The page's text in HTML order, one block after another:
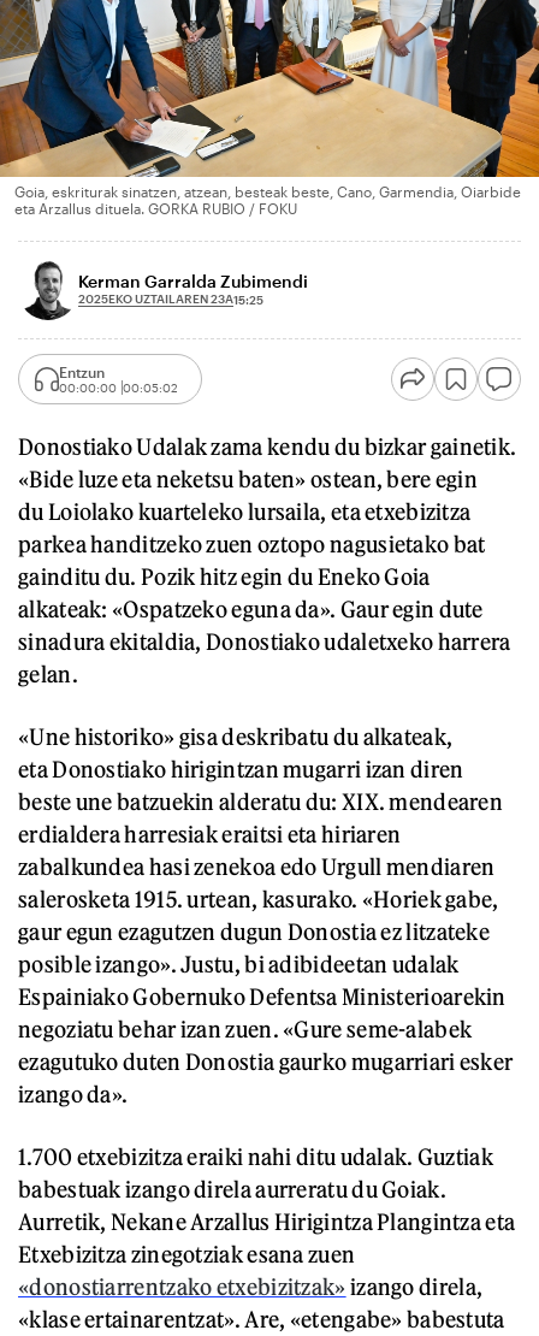
Goia, eskriturak sinatzen, atzean, besteak beste, Cano, Garmendia, Oiarbide
eta Arzallus dituela. GORKA RUBIO / FOKU
Kerman Garralda Zubimendi
2025EKO UZTAILAREN 23A15:25
Entzun
00:00:00 00:05:02
Donostiako Udalak zama kendu du bizkar gainetik.
«Bide luze eta neketsu baten» ostean, bere egin
du Loiolako kuarteleko lursaila, eta etxebizitza
parkea handitzeko zuen oztopo nagusietako bat
gainditu du. Pozik hitz egin du Eneko Goia
alkateak: «Ospatzeko eguna da». Gaur egin dute
sinadura ekitaldia, Donostiako udaletxeko harrera
gelan.
«Une historiko» gisa deskribatu du alkateak,
eta Donostiako hirigintzan mugarri izan diren
beste une batzuekin alderatu du: XIX. mendearen
erdialdera harresiak eraitsi eta hiriaren
zabalkundea hasi zenekoa edo Urgull mendiaren
salerosketa 1915. urtean, kasurako. «Horiek gabe,
gaur egun ezagutzen dugun Donostia ez litzateke
posible izango». Justu, bi adibideetan udalak
Espainiako Gobernuko Defentsa Ministerioarekin
negoziatu behar izan zuen. «Gure seme-alabek
ezagutuko duten Donostia gaurko mugarriari esker
izango da».
1.700 etxebizitza eraiki nahi ditu udalak. Guztiak
babestuak izango direla aurreratu du Goiak.
Aurretik, Nekane Arzallus Hirigintza Plangintza eta
Etxebizitza zinegotziak esana zuen
«donostiarrentzako etxebizitzak» izango direla,
«klase ertainarentzat». Are, «etengabe» babestuta